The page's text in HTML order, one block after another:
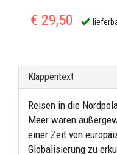
€ 29,50
Klappentext
Reisen in die
Meer waren
einer Zeit von
Globalisierung zu